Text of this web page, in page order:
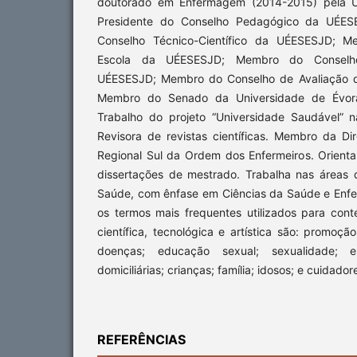
Presidente do Conselho Pedagógico da
Conselho Técnico-Científico da UÉESESJD;
Escola da UÉESESJD; Membro do
UÉESESJD; Membro do Conselho de
Membro do Senado da Universidade de
Trabalho do projeto “Universidade Saudável”
Revisora de revistas científicas. Membro da
Regional Sul da Ordem dos Enfermeiros.
dissertações de mestrado. Trabalha nas áreas
Saúde, com ênfase em Ciências da Saúde e
os termos mais frequentes utilizados para
científica, tecnológica e artística são:
doenças; educação sexual; sexualidade;
domiciliárias; crianças; família; idosos; e
REFERÊNCIAS